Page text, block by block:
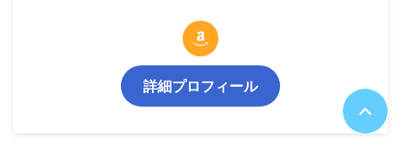
詳細プロフィール